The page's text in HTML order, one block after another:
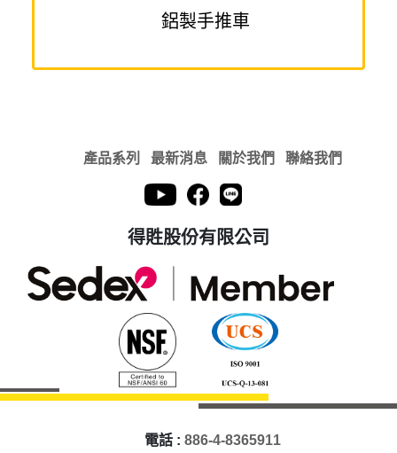
鋁製手推車
產品系列 最新消息 關於我們 聯絡我們
得貹股份有限公司
電話 : 886-4-8365911